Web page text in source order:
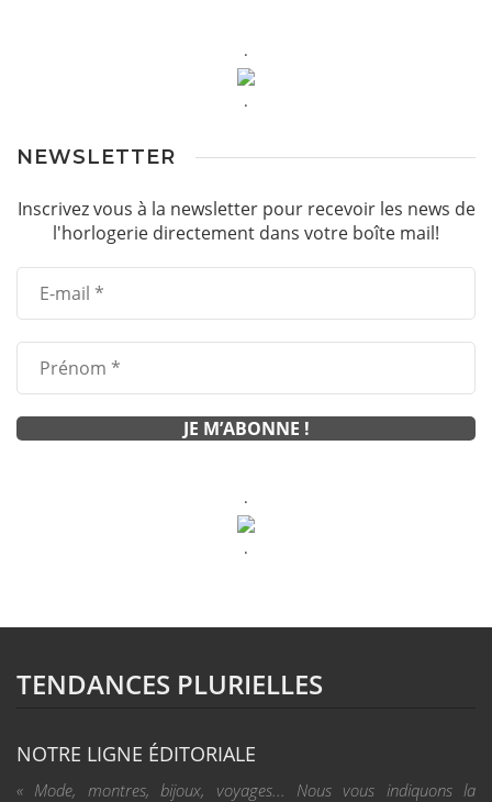
.
.
NEWSLETTER
Inscrivez vous à la newsletter pour recevoir les news de
l'horlogerie directement dans votre boîte mail!
.
.
TENDANCES PLURIELLES
NOTRE LIGNE ÉDITORIALE
« Mode, montres, bijoux, voyages... Nous vous indiquons la